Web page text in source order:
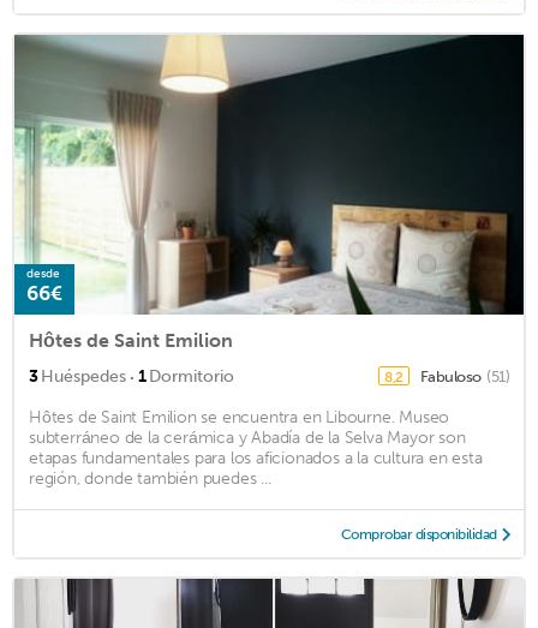
desde
66€
Hôtes de Saint Emilion
3Huéspedes · 1Dormitorio 8,2 Fabuloso (51)
Hôtes de Saint Emilion se encuentra en Libourne. Museo
subterráneo de la cerámica y Abadía de la Selva Mayor son
etapas fundamentales para los aficionados a la cultura en esta
región, donde también puedes ...
Comprobar disponibilidad